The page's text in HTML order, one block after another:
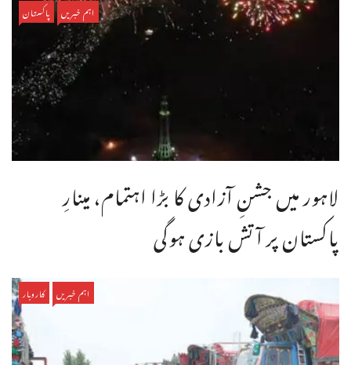
اہم خبریں پاکستان
لاہور میں جشنِ آزادی کا بڑا اہتمام، مینارِ
پاکستان پر آتش بازی ہوگی
اہم خبریں کاروبار